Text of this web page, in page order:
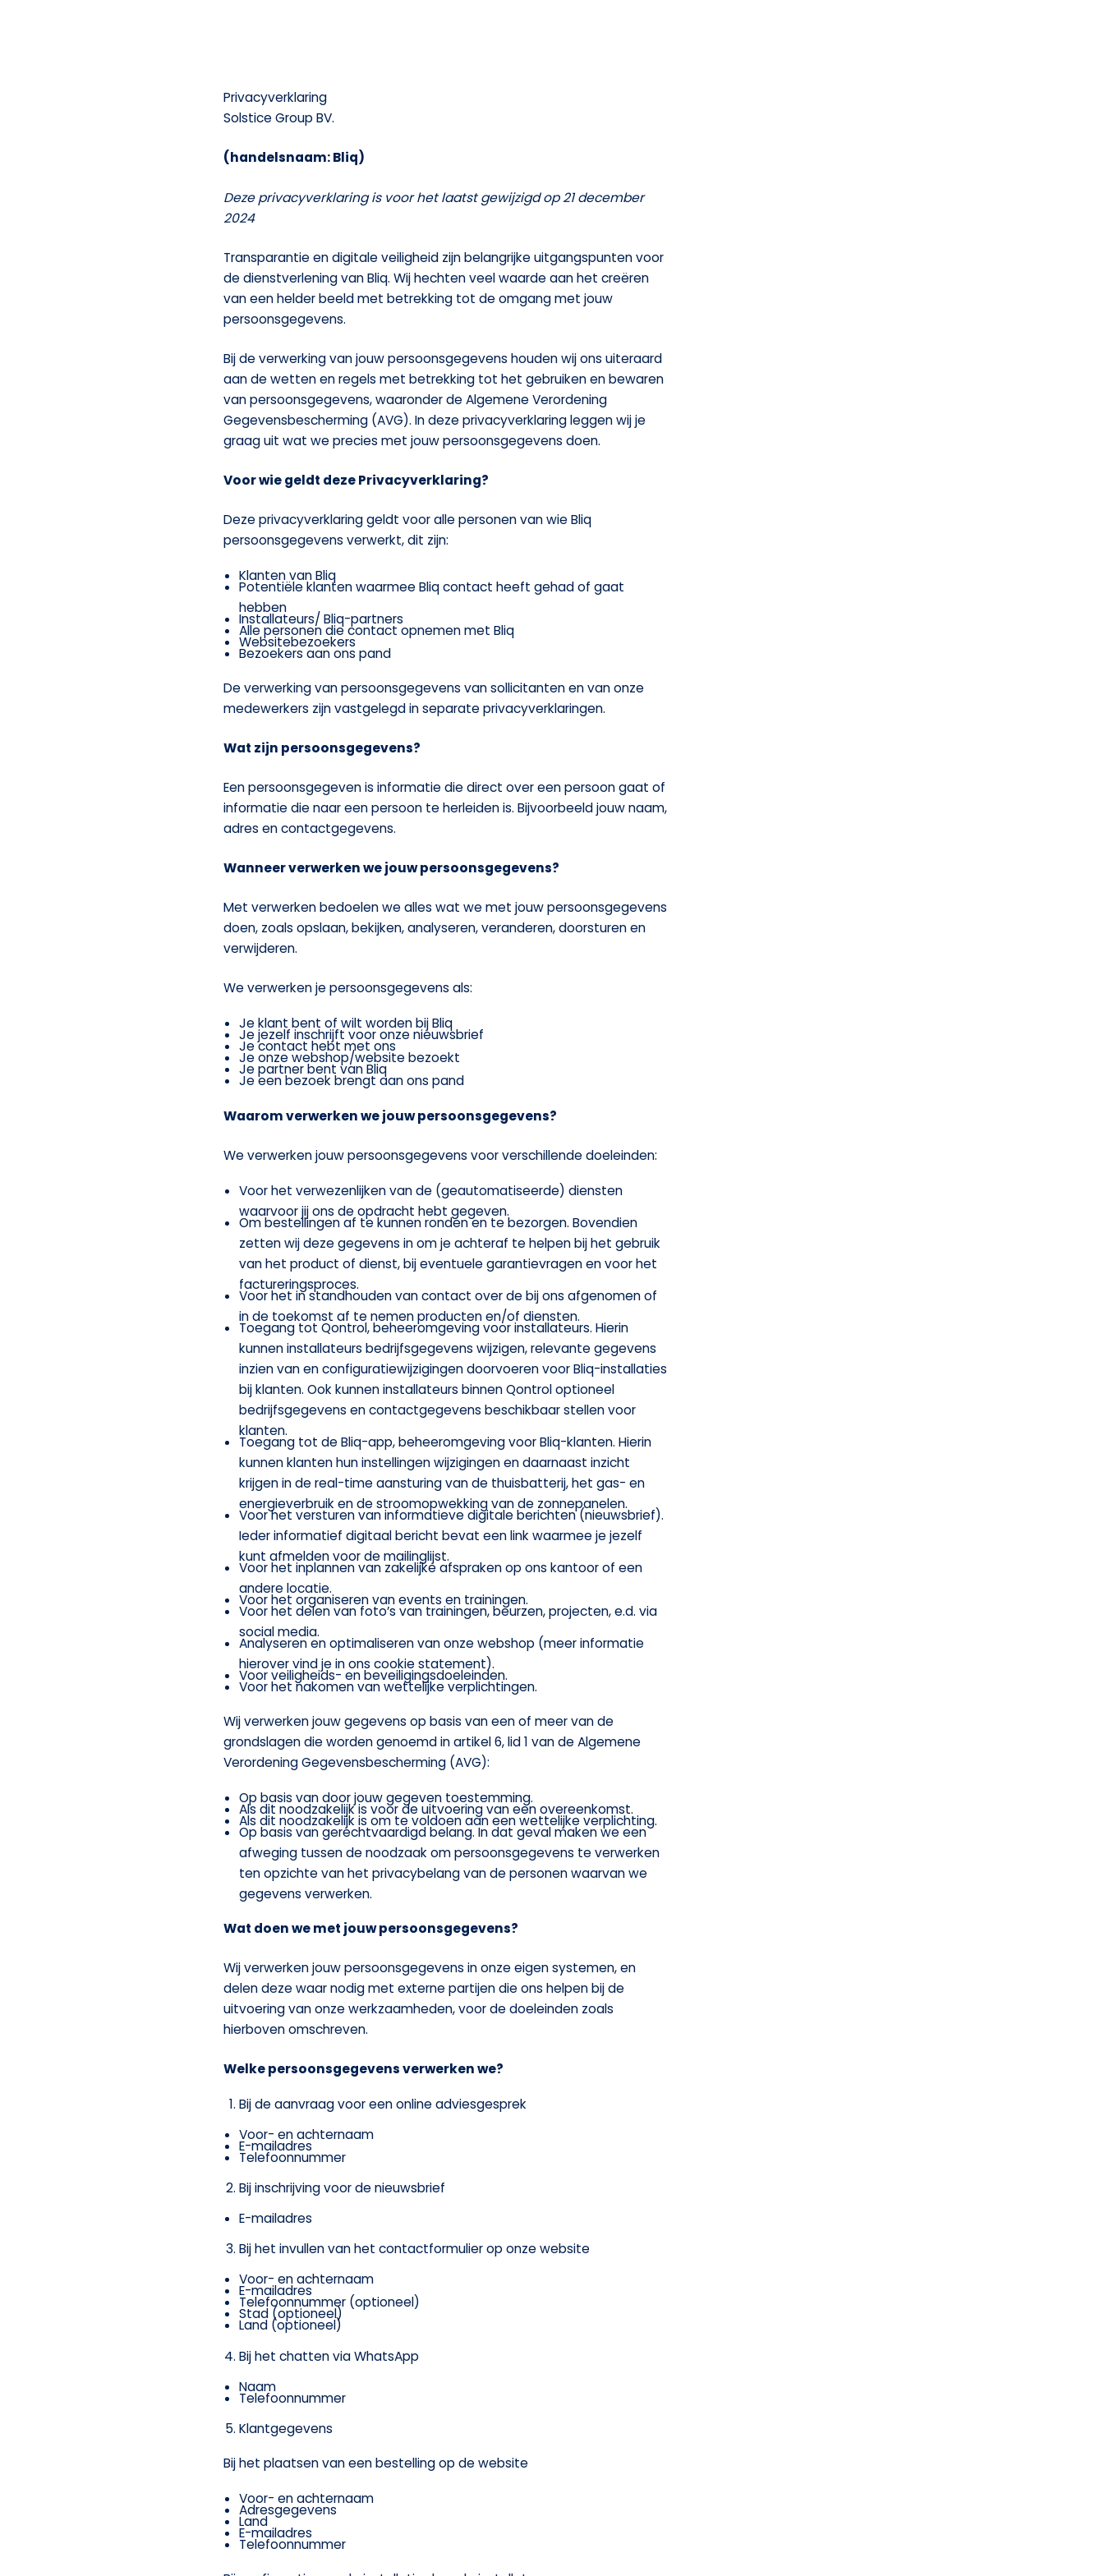
Privacyverklaring
Solstice Group BV.
(handelsnaam: Bliq)
Deze privacyverklaring is voor het laatst gewijzigd op 21 december
2024
Transparantie en digitale veiligheid zijn belangrijke uitgangspunten voor
de dienstverlening van Bliq. Wij hechten veel waarde aan het creëren
van een helder beeld met betrekking tot de omgang met jouw
persoonsgegevens.
Bij de verwerking van jouw persoonsgegevens houden wij ons uiteraard
aan de wetten en regels met betrekking tot het gebruiken en bewaren
van persoonsgegevens, waaronder de Algemene Verordening
Gegevensbescherming (AVG). In deze privacyverklaring leggen wij je
graag uit wat we precies met jouw persoonsgegevens doen.
Voor wie geldt deze Privacyverklaring?
Deze privacyverklaring geldt voor alle personen van wie Bliq
persoonsgegevens verwerkt, dit zijn:
Klanten van Bliq
Potentiële klanten waarmee Bliq contact heeft gehad of gaat
hebben
Installateurs/ Bliq-partners
Alle personen die contact opnemen met Bliq
Websitebezoekers
Bezoekers aan ons pand
De verwerking van persoonsgegevens van sollicitanten en van onze
medewerkers zijn vastgelegd in separate privacyverklaringen.
Wat zijn persoonsgegevens?
Een persoonsgegeven is informatie die direct over een persoon gaat of
informatie die naar een persoon te herleiden is. Bijvoorbeeld jouw naam,
adres en contactgegevens.
Wanneer verwerken we jouw persoonsgegevens?
Met verwerken bedoelen we alles wat we met jouw persoonsgegevens
doen, zoals opslaan, bekijken, analyseren, veranderen, doorsturen en
verwijderen.
We verwerken je persoonsgegevens als:
Je klant bent of wilt worden bij Bliq
Je jezelf inschrijft voor onze nieuwsbrief
Je contact hebt met ons
Je onze webshop/website bezoekt
Je partner bent van Bliq
Je een bezoek brengt aan ons pand
Waarom verwerken we jouw persoonsgegevens?
We verwerken jouw persoonsgegevens voor verschillende doeleinden:
Voor het verwezenlijken van de (geautomatiseerde) diensten
waarvoor jij ons de opdracht hebt gegeven.
Om bestellingen af te kunnen ronden en te bezorgen. Bovendien
zetten wij deze gegevens in om je achteraf te helpen bij het gebruik
van het product of dienst, bij eventuele garantievragen en voor het
factureringsproces.
Voor het in standhouden van contact over de bij ons afgenomen of
in de toekomst af te nemen producten en/of diensten.
Toegang tot Qontrol, beheeromgeving voor installateurs. Hierin
kunnen installateurs bedrijfsgegevens wijzigen, relevante gegevens
inzien van en configuratiewijzigingen doorvoeren voor Bliq-installaties
bij klanten. Ook kunnen installateurs binnen Qontrol optioneel
bedrijfsgegevens en contactgegevens beschikbaar stellen voor
klanten.
Toegang tot de Bliq-app, beheeromgeving voor Bliq-klanten. Hierin
kunnen klanten hun instellingen wijzigingen en daarnaast inzicht
krijgen in de real-time aansturing van de thuisbatterij, het gas- en
energieverbruik en de stroomopwekking van de zonnepanelen.
Voor het versturen van informatieve digitale berichten (nieuwsbrief).
Ieder informatief digitaal bericht bevat een link waarmee je jezelf
kunt afmelden voor de mailinglijst.
Voor het inplannen van zakelijke afspraken op ons kantoor of een
andere locatie.
Voor het organiseren van events en trainingen.
Voor het delen van foto’s van trainingen, beurzen, projecten, e.d. via
social media.
Analyseren en optimaliseren van onze webshop (meer informatie
hierover vind je in ons cookie statement).
Voor veiligheids- en beveiligingsdoeleinden.
Voor het nakomen van wettelijke verplichtingen.
Wij verwerken jouw gegevens op basis van een of meer van de
grondslagen die worden genoemd in artikel 6, lid 1 van de Algemene
Verordening Gegevensbescherming (AVG):
Op basis van door jouw gegeven toestemming.
Als dit noodzakelijk is voor de uitvoering van een overeenkomst.
Als dit noodzakelijk is om te voldoen aan een wettelijke verplichting.
Op basis van gerechtvaardigd belang. In dat geval maken we een
afweging tussen de noodzaak om persoonsgegevens te verwerken
ten opzichte van het privacybelang van de personen waarvan we
gegevens verwerken.
Wat doen we met jouw persoonsgegevens?
Wij verwerken jouw persoonsgegevens in onze eigen systemen, en
delen deze waar nodig met externe partijen die ons helpen bij de
uitvoering van onze werkzaamheden, voor de doeleinden zoals
hierboven omschreven.
Welke persoonsgegevens verwerken we?
Bij de aanvraag voor een online adviesgesprek
Voor- en achternaam
E-mailadres
Telefoonnummer
Bij inschrijving voor de nieuwsbrief
E-mailadres
Bij het invullen van het contactformulier op onze website
Voor- en achternaam
E-mailadres
Telefoonnummer (optioneel)
Stad (optioneel)
Land (optioneel)
Bij het chatten via WhatsApp
Naam
Telefoonnummer
Klantgegevens
Bij het plaatsen van een bestelling op de website
Voor- en achternaam
Adresgegevens
Land
E-mailadres
Telefoonnummer